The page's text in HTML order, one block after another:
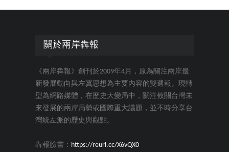
關於兩岸犇報
《兩岸犇報》創刊於2009年4月，原為關注兩岸最
新發展動向與左翼思想為主要內容的雙週報。現轉
型為網路媒體，在歷史大變局中，關注攸關台灣未
來發展的兩岸局勢或國際重大議題，並不時分享台
灣統左派的歷史與觀點。
犇報臉書： https://reurl.cc/X6vQX0